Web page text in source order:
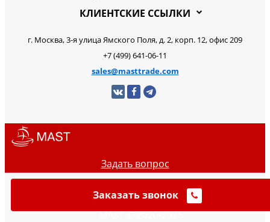
КЛИЕНТСКИЕ ССЫЛКИ
г. Москва, 3-я улица Ямского Поля, д. 2, корп. 12, офис 209
+7 (499) 641-06-11
sales@masttrade.com
Задать вопрос
Заказать звонок
MAST © 2020-2026